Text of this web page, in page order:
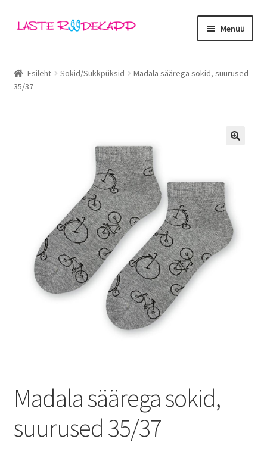
Liigu
Liigu
Menüü
Tüdrukud
Esileht Sokid/Sukkpüksid
Madala säärega sokid, suurused
35/37
Madala säärega sokid,
suurused 35/37